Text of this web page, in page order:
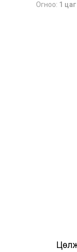
Огноо: 1